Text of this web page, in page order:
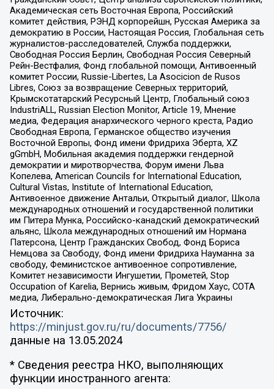
Академическая сеть Восточная Европа, Российский
комитет действия, РЭНД корпорейшн, Русская Америка за
демократию в России, Настоящая Россия, Глобальная сеть
журналистов-расследователей, Служба поддержки,
Свободная Россия Берлин, Свободная Россия Северный
Рейн-Вестфалия, Фонд глобальной помощи, Антивоенный
комитет России, Russie-Libertes, La Asocicion de Rusos
Libres, Союз за возвращение Северных территорий,
Крымскотатарский Ресурсный Центр, Глобальный союз
IndustriALL, Russian Election Monitor, Article 19, Мнение
медиа, Федерация анархического черного креста, Радио
Свободная Европа, Германское общество изучения
Восточной Европы, Фонд имени Фридриха Эберта, XZ
gGmbH, Мобильная академия поддержки гендерной
демократии и миротворчества, Форум имени Льва
Копелева, American Councils for International Education,
Cultural Vistas, Institute of International Education,
Антивоенное движение Антальи, Открытый диалог, Школа
международных отношений и государственной политики
им Питера Мунка, Российско-канадский демократический
альянс, Школа международных отношений им Нормана
Патерсона, Центр Гражданских Свобод, Фонд Бориса
Немцова за Свободу, Фонд имени Фридриха Науманна за
свободу, Феминистское антивоенное сопротивление,
Комитет независимости Ингушетии, Прометей, Stop
Occupation of Karelia, Вернись живым, Фридом Хаус, СОТА
медиа, Либерально-демократическая Лига Украины
Источник:
https://minjust.gov.ru/ru/documents/7756/
данные на 13.05.2024
* Сведения реестра НКО, выполняющих
функции иностранного агента: